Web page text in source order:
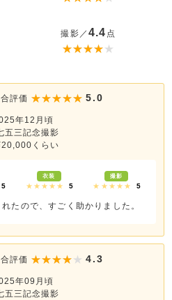
撮影／ 4.4 点
評価 5.0
年12月頃
五三記念撮影
くらい
5
衣装
★★★★★ 5
撮影
★★★★★ 5
たので、すごく助かりました。
評価 4.3
年09月頃
五三記念撮影